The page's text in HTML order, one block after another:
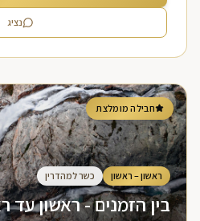
נציג
חבילה מומלצת
ראשון – ראשון כשר למהדרין
בין הזמנים - ראשון עד ראשון